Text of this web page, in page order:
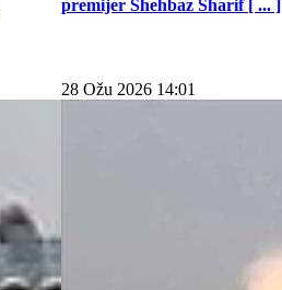
premijer Shehbaz Sharif [ ... ]
28 Ožu 2026 14:01